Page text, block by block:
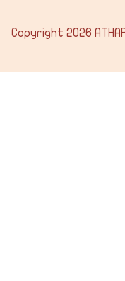
Copyright 2026